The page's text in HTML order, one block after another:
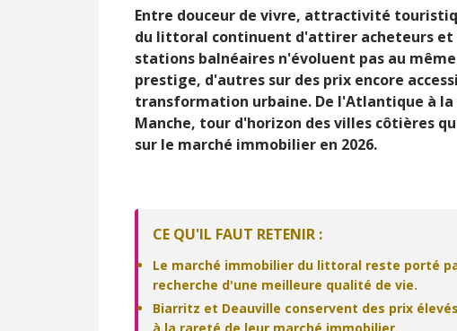
Entre douceur de vivre, attractivité
du littoral continuent d'attirer acheteurs et
stations balnéaires n'évoluent pas au
prestige, d'autres sur des prix encore
transformation urbaine. De l'Atlantique à
Manche, tour d'horizon des villes côtières
sur le marché immobilier en 2026.
CE QU'IL FAUT RETENIR :
Le marché immobilier du littoral reste porté
recherche d'une meilleure qualité de vie.
Biarritz et Deauville conservent des prix
à la rareté de leur marché immobilier.